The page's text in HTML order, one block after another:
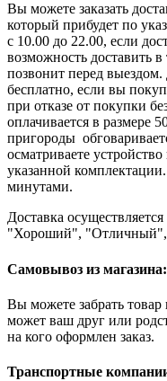
Вы можете заказать
который прибудет по
с 10.00 до 22.00, если
возможность доставить
позвонит перед выездом.
бесплатно, если вы
при отказе от покупки
оплачивается в размере
пригороды
осматриваете
указанной
минутами.
Доставка
"Хороший",
Самовывоз из магазина:
Вы можете забрать
может ваш друг или
на кого оформлен заказ.
Транспортные